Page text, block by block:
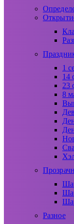
1
14
23
8
Разное